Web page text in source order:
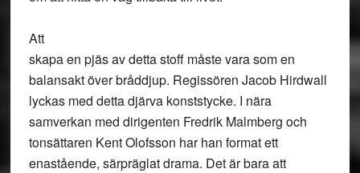
Att
skapa en pjäs av detta stoff måste vara som en
balansakt över bråddjup. Regissören Jacob Hirdwall
lyckas med detta djärva konststycke. I nära
samverkan med dirigenten Fredrik Malmberg och
tonsättaren Kent Olofsson har han format ett
enastående, särpräglat drama. Det är bara att